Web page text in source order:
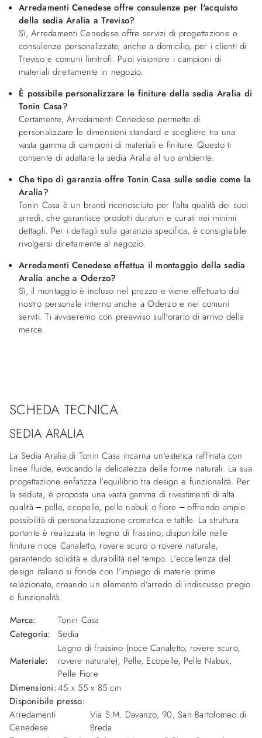
Arredamenti Cenedese offre consulenze per l'acquisto
della sedia Aralia a Treviso?
Sì, Arredamenti Cenedese offre servizi di progettazione e
consulenze personalizzate, anche a domicilio, per i clienti di
Treviso e comuni limitrofi. Puoi visionare i campioni di
materiali direttamente in negozio.
È possibile personalizzare le finiture della sedia Aralia di
Tonin Casa?
Certamente, Arredamenti Cenedese permette di
personalizzare le dimensioni standard e scegliere tra una
vasta gamma di campioni di materiali e finiture. Questo ti
consente di adattare la sedia Aralia al tuo ambiente.
Che tipo di garanzia offre Tonin Casa sulle sedie come la
Aralia?
Tonin Casa è un brand riconosciuto per l'alta qualità dei suoi
arredi, che garantisce prodotti duraturi e curati nei minimi
dettagli. Per i dettagli sulla garanzia specifica, è consigliabile
rivolgersi direttamente al negozio.
Arredamenti Cenedese effettua il montaggio della sedia
Aralia anche a Oderzo?
Sì, il montaggio è incluso nel prezzo e viene effettuato dal
nostro personale interno anche a Oderzo e nei comuni
serviti. Ti avviseremo con preavviso sull'orario di arrivo della
merce.
SCHEDA TECNICA
SEDIA ARALIA
La Sedia Aralia di Tonin Casa incarna un'estetica raffinata con
linee fluide, evocando la delicatezza delle forme naturali. La sua
progettazione enfatizza l'equilibrio tra design e funzionalità. Per
la seduta, è proposta una vasta gamma di rivestimenti di alta
qualità – pelle, ecopelle, pelle nabuk o fiore – offrendo ampie
possibilità di personalizzazione cromatica e tattile. La struttura
portante è realizzata in legno di frassino, disponibile nelle
finiture noce Canaletto, rovere scuro o rovere naturale,
garantendo solidità e durabilità nel tempo. L'eccellenza del
design italiano si fonde con l'impiego di materie prime
selezionate, creando un elemento d'arredo di indiscusso pregio
e funzionalità.
Marca:
Tonin Casa
Categoria:
Sedia
Materiale:
Legno di frassino (noce Canaletto, rovere scuro,
rovere naturale), Pelle, Ecopelle, Pelle Nabuk,
Pelle Fiore
Dimensioni:45 x 55 x 85 cm
Disponibile presso:
Arredamenti
Cenedese
Via S.M. Davanzo, 90,San Bartolomeo di
Breda